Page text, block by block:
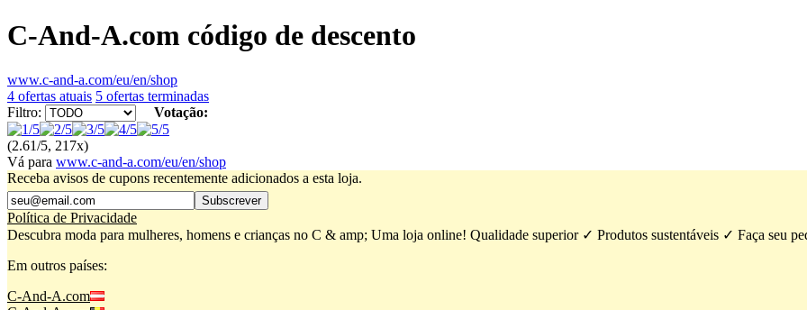
C-And-A.com código de descento
www.c-and-a.com/eu/en/shop
4 ofertas atuais 5 ofertas terminadas
Filtro:
Votação:
(2.61/5, 217x)
Vá para www.c-and-a.com/eu/en/shop
Receba avisos de cupons recentemente adicionados a esta loja.
Subscrever
Política de Privacidade
Descubra moda para mulheres, homens e crianças no C & amp; Uma loja online! Qualidade superior ✓ Produtos sustentáveis ​​✓ Faça seu
Em outros países:
C-And-A.com